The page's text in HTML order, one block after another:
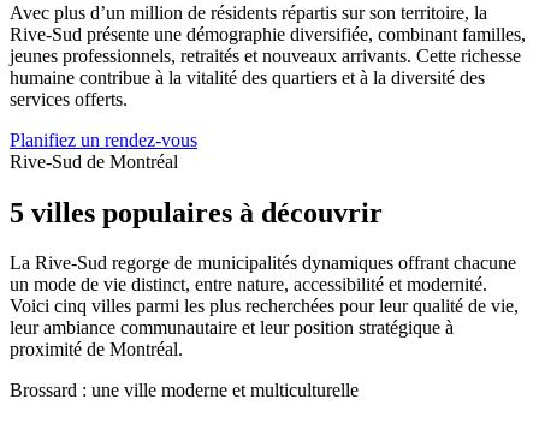
Avec plus d’un million de résidents répartis sur son territoire, la
Rive-Sud présente une démographie diversifiée, combinant familles,
jeunes professionnels, retraités et nouveaux arrivants. Cette richesse
humaine contribue à la vitalité des quartiers et à la diversité des
services offerts.
Planifiez un rendez-vous
Rive-Sud de Montréal
5 villes populaires à découvrir
La Rive-Sud regorge de municipalités dynamiques offrant chacune
un mode de vie distinct, entre nature, accessibilité et modernité.
Voici cinq villes parmi les plus recherchées pour leur qualité de vie,
leur ambiance communautaire et leur position stratégique à
proximité de Montréal.
Brossard : une ville moderne et multiculturelle